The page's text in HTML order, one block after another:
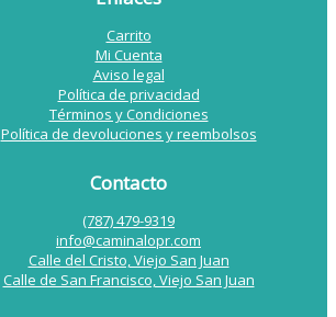
Carrito
Mi Cuenta
Aviso legal
Política de privacidad
Términos y Condiciones
Política de devoluciones y reembolsos
Contacto
(787) 479-9319
info@caminalopr.com
Calle del Cristo, Viejo San Juan
Calle de San Francisco, Viejo San Juan